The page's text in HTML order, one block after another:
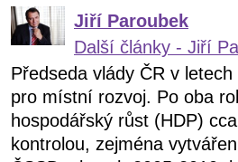
Jiří Paroubek
Další články - Jiří
Předseda vlády ČR v
pro místní rozvoj. Po oba
hospodářský růst (HDP)
kontrolou, zejména